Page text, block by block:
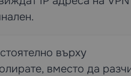
върху
вместо да